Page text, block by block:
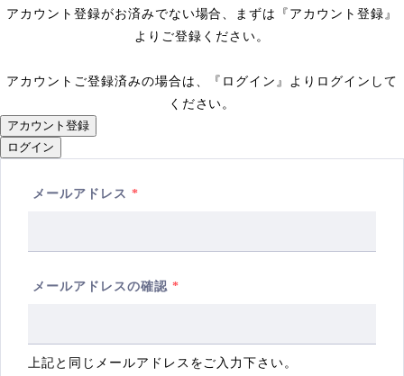
アカウント登録がお済みでない場合、まずは『アカウント登録』
よりご登録ください。
アカウントご登録済みの場合は、『ログイン』よりログインして
ください。
アカウント登録
ログイン
メールアドレス *
メールアドレスの確認 *
上記と同じメールアドレスをご入力下さい。